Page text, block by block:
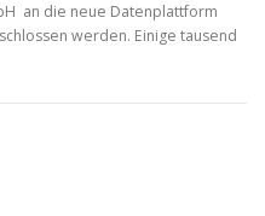
an die neue Datenplattform
werden. Einige tausend